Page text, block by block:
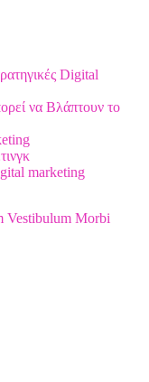
Digital
να Βλάπτουν το
marketing
Vestibulum Morbi